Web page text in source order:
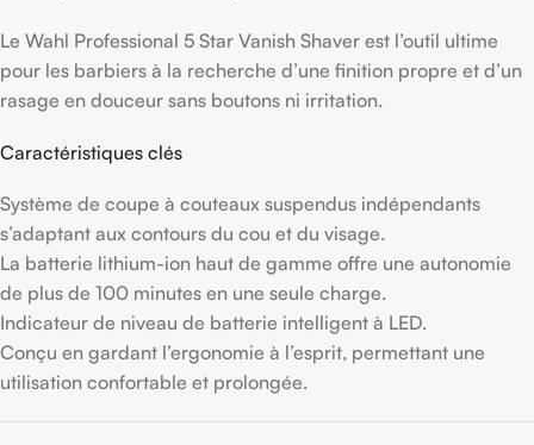
Le Wahl Professional 5 Star Vanish Shaver est l’outil ultime
pour les barbiers à la recherche d’une finition propre et d’un
rasage en douceur sans boutons ni irritation.
Caractéristiques clés
Système de coupe à couteaux suspendus indépendants
s’adaptant aux contours du cou et du visage.
La batterie lithium-ion haut de gamme offre une autonomie
de plus de 100 minutes en une seule charge.
Indicateur de niveau de batterie intelligent à LED.
Conçu en gardant l’ergonomie à l’esprit, permettant une
utilisation confortable et prolongée.